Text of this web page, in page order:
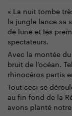
« La nuit tombe
la jungle lance sa
de lune et les
spectateurs.
Avec la montée
bruit de l’océan.
rhinocéros partis
Tout ceci se
au fin fond de la
avons planté